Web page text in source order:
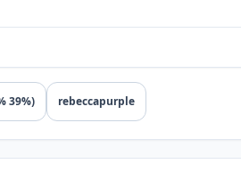
39%) rebeccapurple